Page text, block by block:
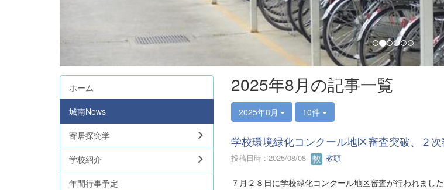
2025年8月の記事一覧
2025年8月 10件
学校環境緑化コンクール地区審査突破、２
投稿日時 : 2025/08/08 教頭
７月２８日に学校緑化コンクール地区審査が行われまし
ホーム
城南News
寄居探究学
学校紹介
年間行事予定